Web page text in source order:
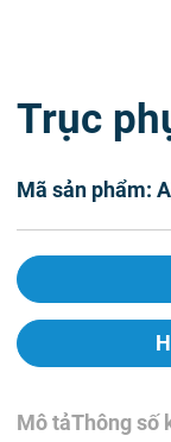
Trục
Mã sản phẩm:
Mô tảThông số